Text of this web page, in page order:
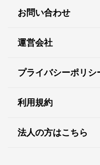
お問い合わせ
運営会社
プライバシーポリシ
利用規約
法人の方はこちら